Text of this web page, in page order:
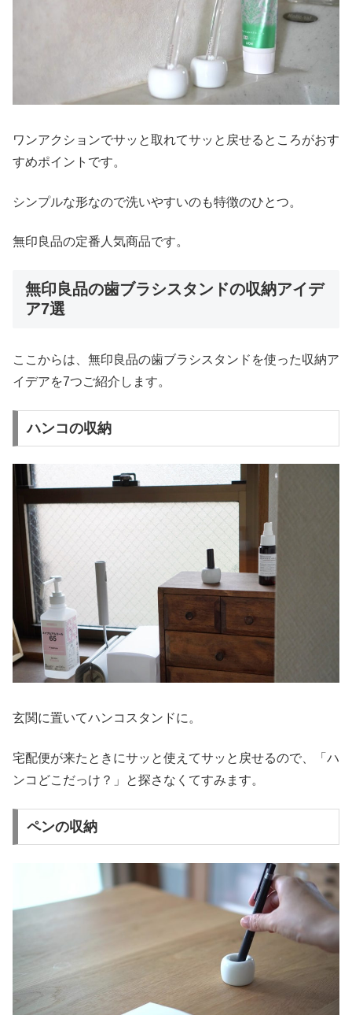
ワンアクションでサッと取れてサッと戻せるところがおす
すめポイントです。
シンプルな形なので洗いやすいのも特徴のひとつ。
無印良品の定番人気商品です。
無印良品の歯ブラシスタンドの収納アイデ
ア7選
ここからは、無印良品の歯ブラシスタンドを使った収納ア
イデアを7つご紹介します。
ハンコの収納
玄関に置いてハンコスタンドに。
宅配便が来たときにサッと使えてサッと戻せるので、「ハ
ンコどこだっけ？」と探さなくてすみます。
ペンの収納